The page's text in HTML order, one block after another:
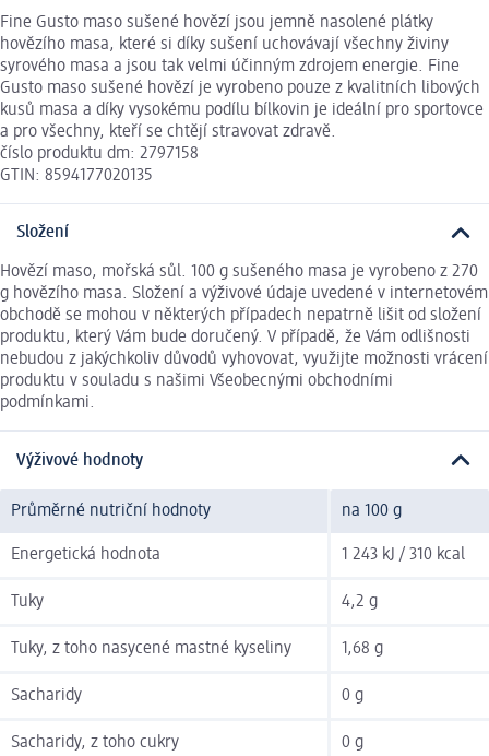
Fine Gusto maso sušené hovězí jsou jemně nasolené plátky
hovězího masa, které si díky sušení uchovávají všechny živiny
syrového masa a jsou tak velmi účinným zdrojem energie. Fine
Gusto maso sušené hovězí je vyrobeno pouze z kvalitních libových
kusů masa a díky vysokému podílu bílkovin je ideální pro sportovce
a pro všechny, kteří se chtějí stravovat zdravě.
číslo produktu dm: 2797158
GTIN: 8594177020135
Složení
Hovězí maso, mořská sůl. 100 g sušeného masa je vyrobeno z 270
g hovězího masa. Složení a výživové údaje uvedené v internetovém
obchodě se mohou v některých případech nepatrně lišit od složení
produktu, který Vám bude doručený. V případě, že Vám odlišnosti
nebudou z jakýchkoliv důvodů vyhovovat, využijte možnosti vrácení
produktu v souladu s našimi Všeobecnými obchodními
podmínkami.
Výživové hodnoty
Průměrné nutriční hodnoty na 100 g
Energetická hodnota 1 243 kJ / 310 kcal
Tuky 4,2 g
Tuky, z toho nasycené mastné kyseliny 1,68 g
Sacharidy 0 g
Sacharidy, z toho cukry 0 g